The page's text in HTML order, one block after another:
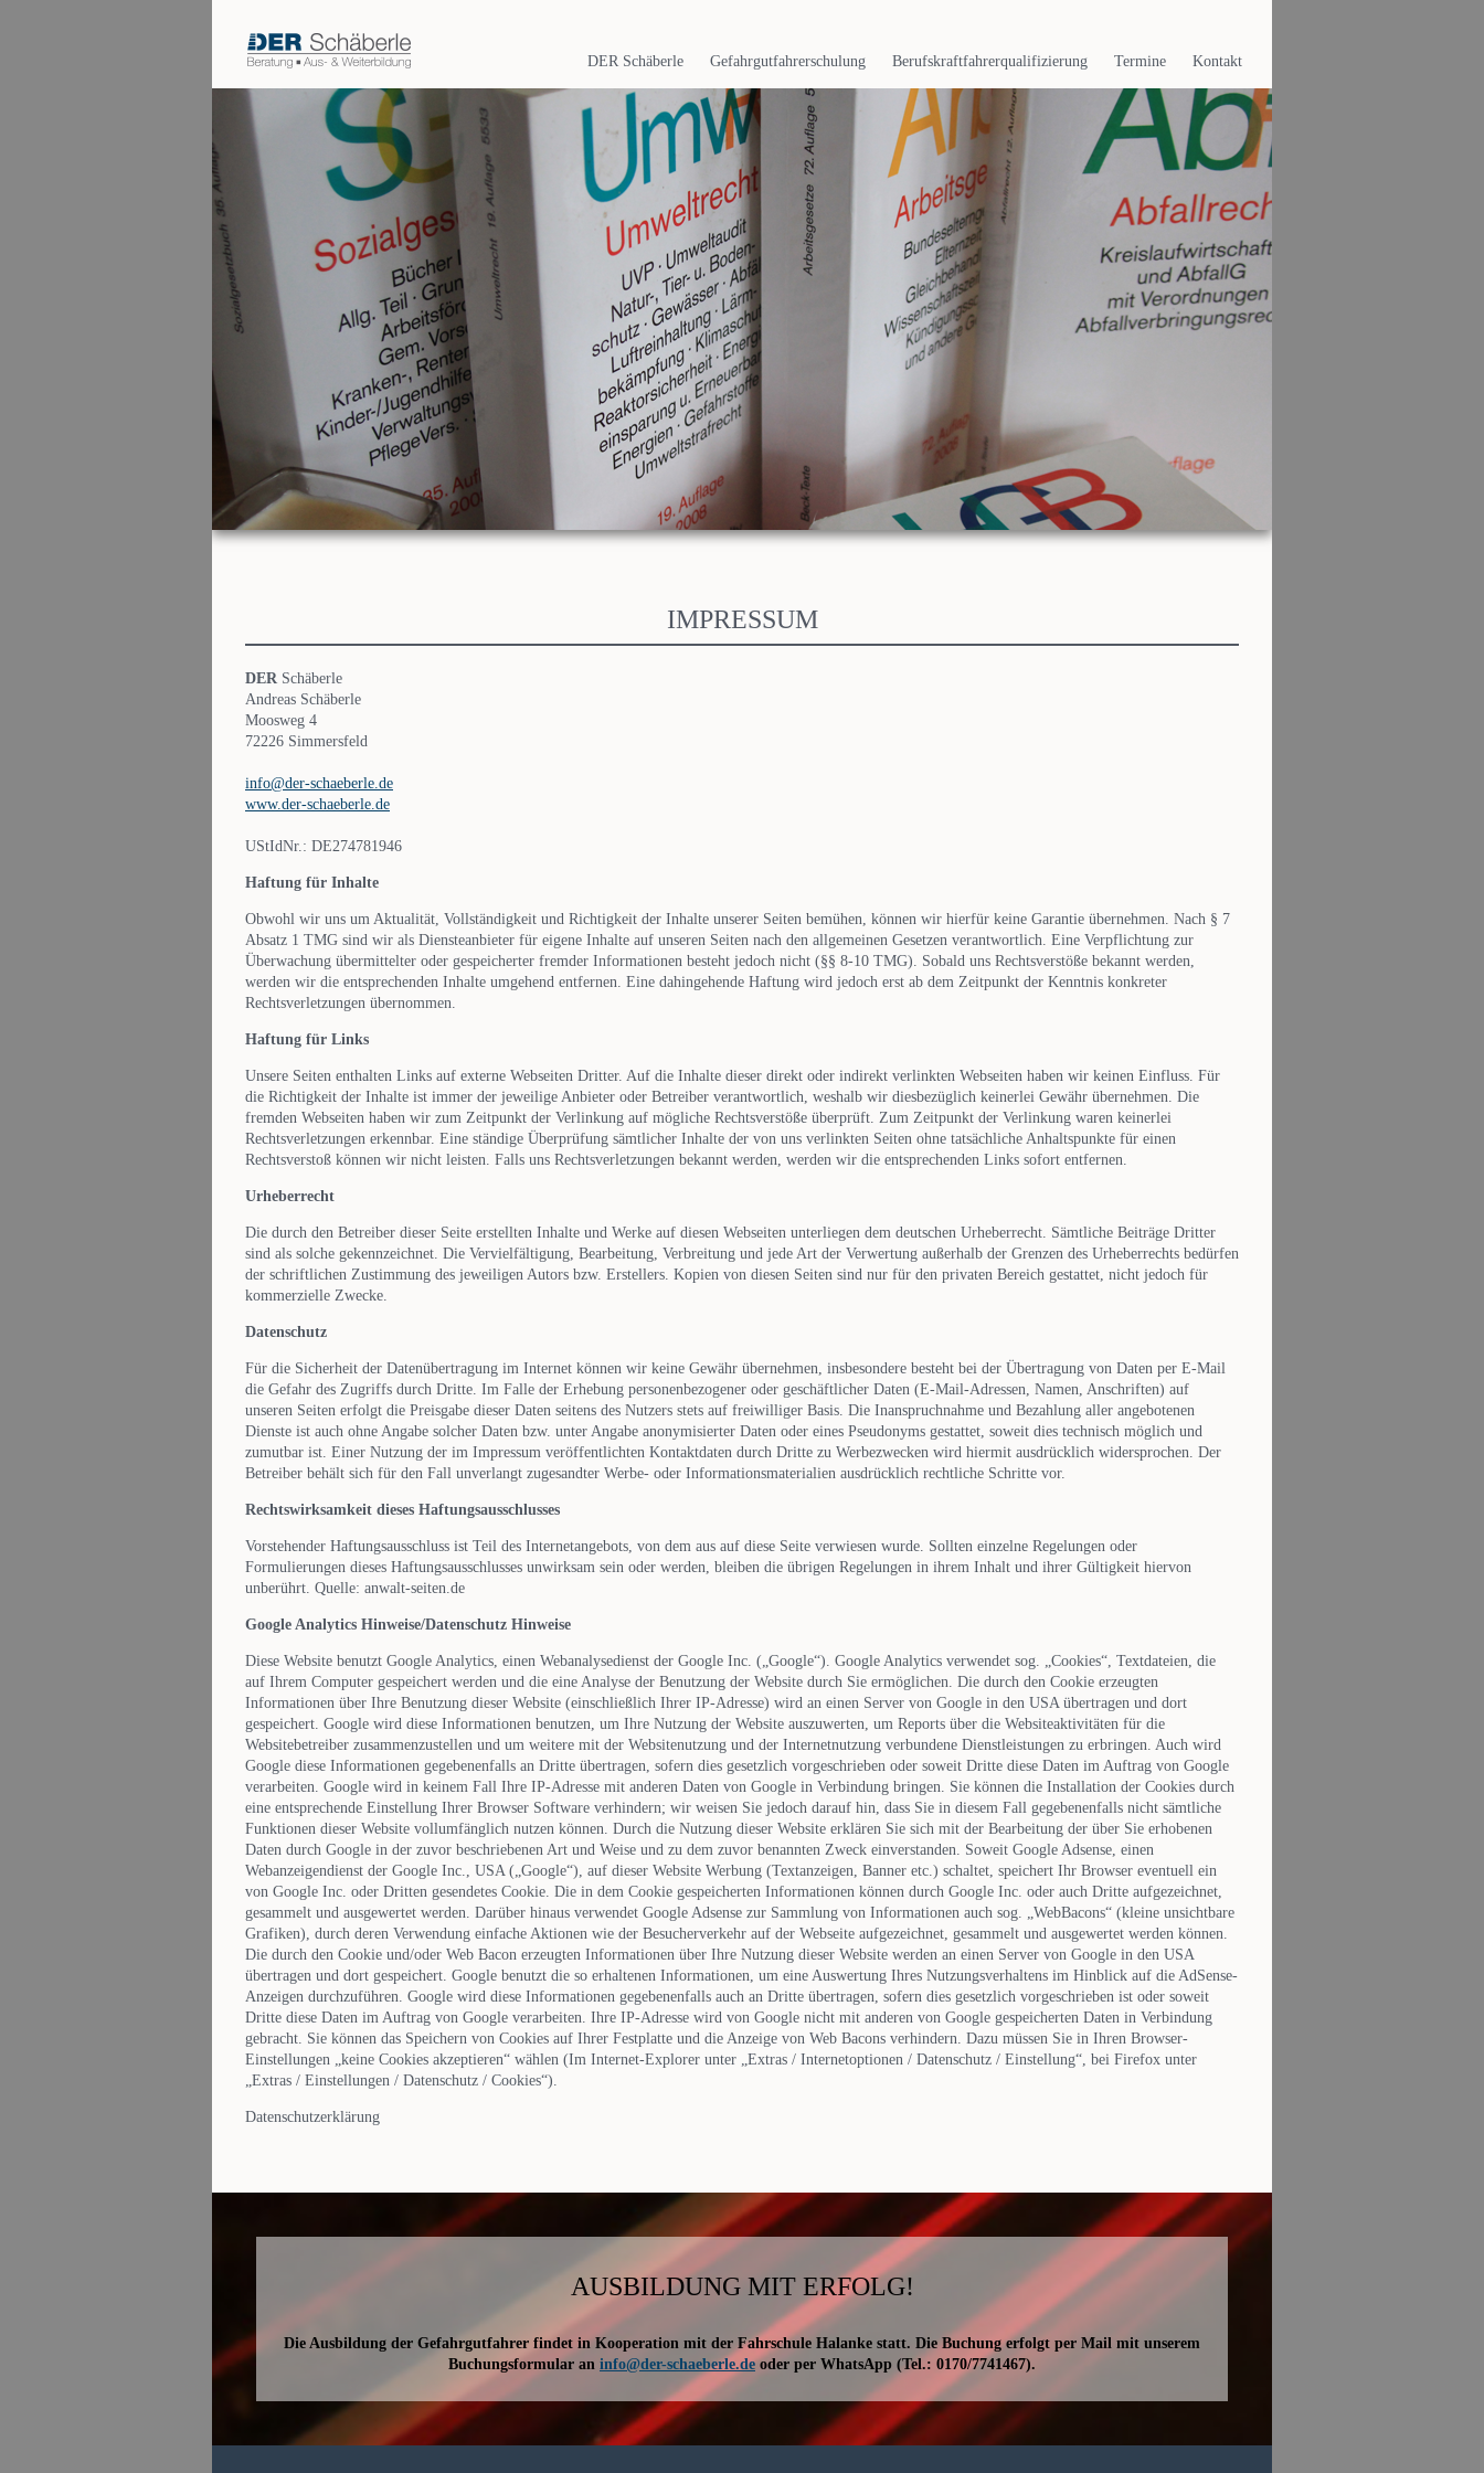
überspringenDER Schäberle Gefahrgutfahrerschulung Berufskraftfahrerqualifizierung Termine Kontakt
IMPRESSUM
DER Schäberle
Andreas Schäberle
Moosweg 4
72226 Simmersfeld
info@der-schaeberle.de
www.der-schaeberle.de
UStIdNr.: DE274781946
Haftung für Inhalte
Obwohl wir uns um Aktualität, Vollständigkeit und Richtigkeit der Inhalte unserer Seiten bemühen, können wir hierfür keine Garantie übernehmen. Nach § 7
Absatz 1 TMG sind wir als Diensteanbieter für eigene Inhalte auf unseren Seiten nach den allgemeinen Gesetzen verantwortlich. Eine Verpflichtung zur
Überwachung übermittelter oder gespeicherter fremder Informationen besteht jedoch nicht (§§ 8-10 TMG). Sobald uns Rechtsverstöße bekannt werden,
werden wir die entsprechenden Inhalte umgehend entfernen. Eine dahingehende Haftung wird jedoch erst ab dem Zeitpunkt der Kenntnis konkreter
Rechtsverletzungen übernommen.
Haftung für Links
Unsere Seiten enthalten Links auf externe Webseiten Dritter. Auf die Inhalte dieser direkt oder indirekt verlinkten Webseiten haben wir keinen Einfluss. Für
die Richtigkeit der Inhalte ist immer der jeweilige Anbieter oder Betreiber verantwortlich, weshalb wir diesbezüglich keinerlei Gewähr übernehmen. Die
fremden Webseiten haben wir zum Zeitpunkt der Verlinkung auf mögliche Rechtsverstöße überprüft. Zum Zeitpunkt der Verlinkung waren keinerlei
Rechtsverletzungen erkennbar. Eine ständige Überprüfung sämtlicher Inhalte der von uns verlinkten Seiten ohne tatsächliche Anhaltspunkte für einen
Rechtsverstoß können wir nicht leisten. Falls uns Rechtsverletzungen bekannt werden, werden wir die entsprechenden Links sofort entfernen.
Urheberrecht
Die durch den Betreiber dieser Seite erstellten Inhalte und Werke auf diesen Webseiten unterliegen dem deutschen Urheberrecht. Sämtliche Beiträge Dritter
sind als solche gekennzeichnet. Die Vervielfältigung, Bearbeitung, Verbreitung und jede Art der Verwertung außerhalb der Grenzen des Urheberrechts bedürfen
der schriftlichen Zustimmung des jeweiligen Autors bzw. Erstellers. Kopien von diesen Seiten sind nur für den privaten Bereich gestattet, nicht jedoch für
kommerzielle Zwecke.
Datenschutz
Für die Sicherheit der Datenübertragung im Internet können wir keine Gewähr übernehmen, insbesondere besteht bei der Übertragung von Daten per E-Mail
die Gefahr des Zugriffs durch Dritte. Im Falle der Erhebung personenbezogener oder geschäftlicher Daten (E-Mail-Adressen, Namen, Anschriften) auf
unseren Seiten erfolgt die Preisgabe dieser Daten seitens des Nutzers stets auf freiwilliger Basis. Die Inanspruchnahme und Bezahlung aller angebotenen
Dienste ist auch ohne Angabe solcher Daten bzw. unter Angabe anonymisierter Daten oder eines Pseudonyms gestattet, soweit dies technisch möglich und
zumutbar ist. Einer Nutzung der im Impressum veröffentlichten Kontaktdaten durch Dritte zu Werbezwecken wird hiermit ausdrücklich widersprochen. Der
Betreiber behält sich für den Fall unverlangt zugesandter Werbe- oder Informationsmaterialien ausdrücklich rechtliche Schritte vor.
Rechtswirksamkeit dieses Haftungsausschlusses
Vorstehender Haftungsausschluss ist Teil des Internetangebots, von dem aus auf diese Seite verwiesen wurde. Sollten einzelne Regelungen oder
Formulierungen dieses Haftungsausschlusses unwirksam sein oder werden, bleiben die übrigen Regelungen in ihrem Inhalt und ihrer Gültigkeit hiervon
unberührt. Quelle: anwalt-seiten.de
Google Analytics Hinweise/Datenschutz Hinweise
Diese Website benutzt Google Analytics, einen Webanalysedienst der Google Inc. („Google“). Google Analytics verwendet sog. „Cookies“, Textdateien, die
auf Ihrem Computer gespeichert werden und die eine Analyse der Benutzung der Website durch Sie ermöglichen. Die durch den Cookie erzeugten
Informationen über Ihre Benutzung dieser Website (einschließlich Ihrer IP-Adresse) wird an einen Server von Google in den USA übertragen und dort
gespeichert. Google wird diese Informationen benutzen, um Ihre Nutzung der Website auszuwerten, um Reports über die Websiteaktivitäten für die
Websitebetreiber zusammenzustellen und um weitere mit der Websitenutzung und der Internetnutzung verbundene Dienstleistungen zu erbringen. Auch wird
Google diese Informationen gegebenenfalls an Dritte übertragen, sofern dies gesetzlich vorgeschrieben oder soweit Dritte diese Daten im Auftrag von Google
verarbeiten. Google wird in keinem Fall Ihre IP-Adresse mit anderen Daten von Google in Verbindung bringen. Sie können die Installation der Cookies durch
eine entsprechende Einstellung Ihrer Browser Software verhindern; wir weisen Sie jedoch darauf hin, dass Sie in diesem Fall gegebenenfalls nicht sämtliche
Funktionen dieser Website vollumfänglich nutzen können. Durch die Nutzung dieser Website erklären Sie sich mit der Bearbeitung der über Sie erhobenen
Daten durch Google in der zuvor beschriebenen Art und Weise und zu dem zuvor benannten Zweck einverstanden. Soweit Google Adsense, einen
Webanzeigendienst der Google Inc., USA („Google“), auf dieser Website Werbung (Textanzeigen, Banner etc.) schaltet, speichert Ihr Browser eventuell ein
von Google Inc. oder Dritten gesendetes Cookie. Die in dem Cookie gespeicherten Informationen können durch Google Inc. oder auch Dritte aufgezeichnet,
gesammelt und ausgewertet werden. Darüber hinaus verwendet Google Adsense zur Sammlung von Informationen auch sog. „WebBacons“ (kleine unsichtbare
Grafiken), durch deren Verwendung einfache Aktionen wie der Besucherverkehr auf der Webseite aufgezeichnet, gesammelt und ausgewertet werden können.
Die durch den Cookie und/oder Web Bacon erzeugten Informationen über Ihre Nutzung dieser Website werden an einen Server von Google in den USA
übertragen und dort gespeichert. Google benutzt die so erhaltenen Informationen, um eine Auswertung Ihres Nutzungsverhaltens im Hinblick auf die AdSense-
Anzeigen durchzuführen. Google wird diese Informationen gegebenenfalls auch an Dritte übertragen, sofern dies gesetzlich vorgeschrieben ist oder soweit
Dritte diese Daten im Auftrag von Google verarbeiten. Ihre IP-Adresse wird von Google nicht mit anderen von Google gespeicherten Daten in Verbindung
gebracht. Sie können das Speichern von Cookies auf Ihrer Festplatte und die Anzeige von Web Bacons verhindern. Dazu müssen Sie in Ihren Browser-
Einstellungen „keine Cookies akzeptieren“ wählen (Im Internet-Explorer unter „Extras / Internetoptionen / Datenschutz / Einstellung“, bei Firefox unter
„Extras / Einstellungen / Datenschutz / Cookies“).
Datenschutzerklärung
AUSBILDUNG MIT ERFOLG!
Die Ausbildung der Gefahrgutfahrer findet in Kooperation mit der Fahrschule Halanke statt. Die Buchung erfolgt per Mail mit unserem
Buchungsformular an info@der-schaeberle.deoder per WhatsApp (Tel.: 0170/7741467).